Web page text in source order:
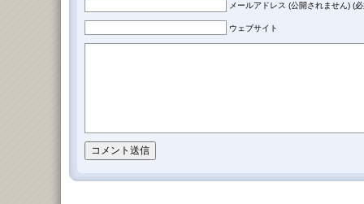
メールアドレス (公開されません) (
ウェブサイト